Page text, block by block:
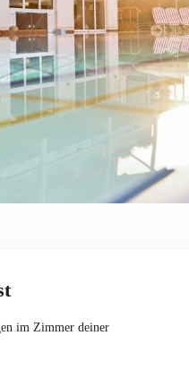
im Zimmer deiner